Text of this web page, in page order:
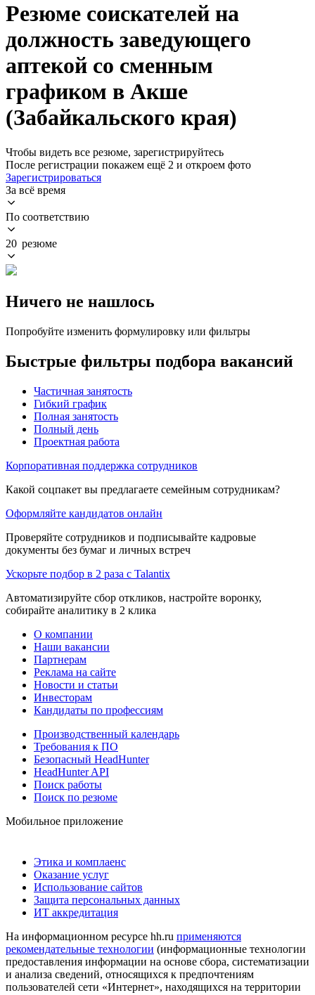
Резюме соискателей на
должность заведующего
аптекой со сменным
графиком в Акше
(Забайкальского края)
Чтобы видеть все резюме, зарегистрируйтесь
После регистрации покажем ещё 2 и откроем фото
Зарегистрироваться
За всё время
По соответствию
20 резюме
Ничего не нашлось
Попробуйте изменить формулировку или фильтры
Быстрые фильтры подбора вакансий
Частичная занятость
Гибкий график
Полная занятость
Полный день
Проектная работа
Корпоративная поддержка сотрудников
Какой соцпакет вы предлагаете семейным сотрудникам?
Оформляйте кандидатов онлайн
Проверяйте сотрудников и подписывайте кадровые
документы без бумаг и личных встреч
Ускорьте подбор в 2 раза с Talantix
Автоматизируйте сбор откликов, настройте воронку,
собирайте аналитику в 2 клика
О компании
Наши вакансии
Партнерам
Реклама на сайте
Новости и статьи
Инвесторам
Кандидаты по профессиям
Производственный календарь
Требования к ПО
Безопасный HeadHunter
HeadHunter API
Поиск работы
Поиск по резюме
Мобильное приложение
Этика и комплаенс
Оказание услуг
Использование сайтов
Защита персональных данных
ИТ аккредитация
На информационном ресурсе hh.ru применяются
рекомендательные технологии (информационные технологии
предоставления информации на основе сбора, систематизации
и анализа сведений, относящихся к предпочтениям
пользователей сети «Интернет», находящихся на территории